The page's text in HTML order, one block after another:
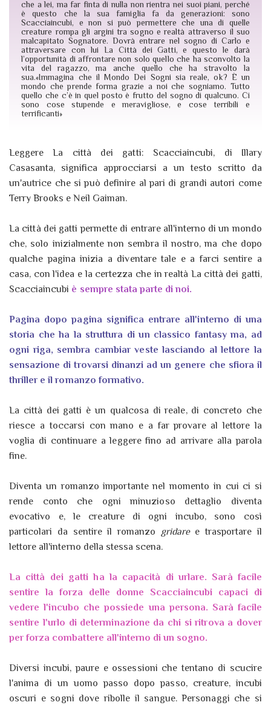
che a lei, ma far finta di nulla non rientra nei suoi piani, perché
è questo che la sua famiglia fa da generazioni: sono
Scacciaincubi, e non si può permettere che una di quelle
creature rompa gli argini tra sogno e realtà attraverso il suo
malcapitato Sognatore. Dovrà entrare nel sogno di Carlo e
attraversare con lui La Città dei Gatti, e questo le darà
l’opportunità di affrontare non solo quello che ha sconvolto la
vita del ragazzo, ma anche quello che ha stravolto la
sua.«Immagina che il Mondo Dei Sogni sia reale, ok? È un
mondo che prende forma grazie a noi che sogniamo. Tutto
quello che c’è in quel posto è frutto del sogno di qualcuno. Ci
sono cose stupende e meravigliose, e cose terribili e
terrificanti»
Leggere La città dei gatti: Scacciaincubi, di Illary
Casasanta, significa approcciarsi a un testo scritto da
un'autrice che si può definire al pari di grandi autori come
Terry Brooks e Neil Gaiman.
La città dei gatti permette di entrare all'interno di un mondo
che, solo inizialmente non sembra il nostro, ma che dopo
qualche pagina inizia a diventare tale e a farci sentire a
casa, con l'idea e la certezza che in realtà La città dei gatti,
Scacciaincubi è sempre stata parte di noi.
Pagina dopo pagina significa entrare all'interno di una
storia che ha la struttura di un classico fantasy ma, ad
ogni riga, sembra cambiar veste lasciando al lettore la
sensazione di trovarsi dinanzi ad un genere che sfiora il
thriller e il romanzo formativo.
La città dei gatti è un qualcosa di reale, di concreto che
riesce a toccarsi con mano e a far provare al lettore la
voglia di continuare a leggere fino ad arrivare alla parola
fine.
Diventa un romanzo importante nel momento in cui ci si
rende conto che ogni minuzioso dettaglio diventa
evocativo e, le creature di ogni incubo, sono così
particolari da sentire il romanzo gridare e trasportare il
lettore all'interno della stessa scena.
La città dei gatti ha la capacità di urlare. Sarà facile
sentire la forza delle donne Scacciaincubi capaci di
vedere l'incubo che possiede una persona. Sarà facile
sentire l'urlo di determinazione da chi si ritrova a dover
per forza combattere all'interno di un sogno.
Diversi incubi, paure e ossessioni che tentano di scucire
l'anima di un uomo passo dopo passo, creature, incubi
oscuri e sogni dove ribolle il sangue. Personaggi che si